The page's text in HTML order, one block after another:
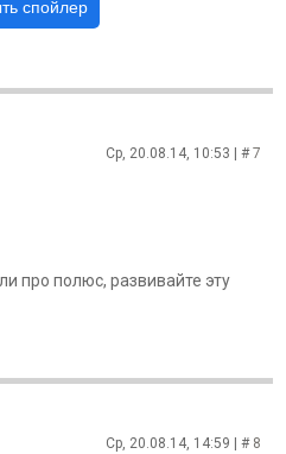
Ср, 20.08.14, 10:53 | #7
про полюс, развивайте эту
Ср, 20.08.14, 14:59 | # 8